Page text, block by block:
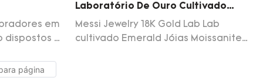
em
dispostos a
Jewelry,
Laboratório De Ouro Cultivado
Emerald Jóias Moissanite Brincos
Drop Brincos
Messi Jewelry 18K Gold Lab Lab
cultivado Emerald Jóias Moissanite